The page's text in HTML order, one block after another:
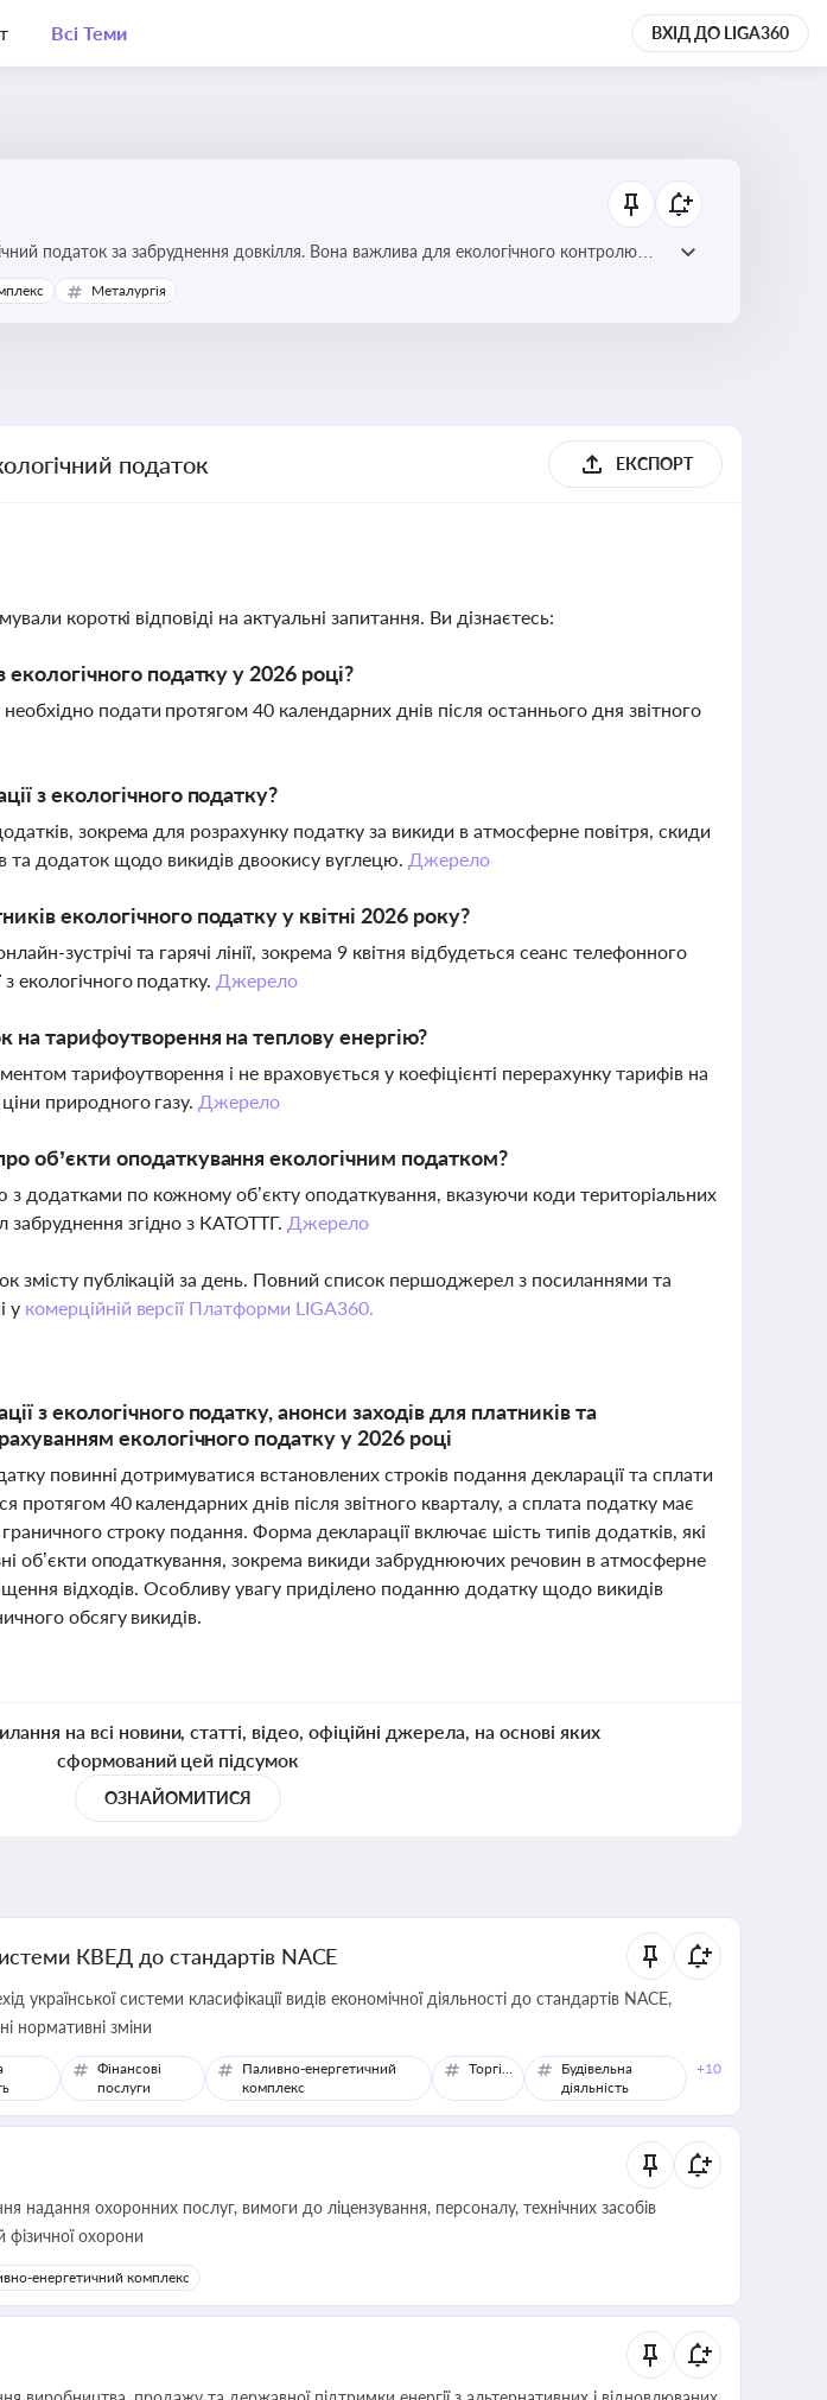
Всі Теми ВХІД ДО LIGA360
податок за забруднення довкілля. Вона важлива для екологічного контролю
законодавства
Металургія
податок ЕКСПОРТ
короткі відповіді на актуальні запитання. Ви дізнаєтесь:
податку у 2026 році?
подати протягом 40 календарних днів після останнього дня звітного
з екологічного податку?
зокрема для розрахунку податку за викиди в атмосферне повітря, скиди
та додаток щодо викидів двоокису вуглецю. Джерело
екологічного податку у квітні 2026 року?
зустрічі та гарячі лінії, зокрема 9 квітня відбудеться сеанс телефонного
екологічного податку. Джерело
на тарифоутворення на теплову енергію?
тарифоутворення і не враховується у коефіцієнті перерахунку тарифів на
природного газу. Джерело
об’єкти оподаткування екологічним податком?
додатками по кожному об’єкту оподаткування, вказуючи коди територіальних
згідно з КАТОТТГ. Джерело
змісту публікацій за день. Повний список першоджерел з посиланнями та
у комерційній версії Платформи LIGA360.
з екологічного податку, анонси заходів для платників та
екологічного податку у 2026 році
повинні дотримуватися встановлених строків подання декларації та сплати
протягом 40 календарних днів після звітного кварталу, а сплата податку має
строку подання. Форма декларації включає шість типів додатків, які
об’єкти оподаткування, зокрема викиди забруднюючих речовин в атмосферне
відходів. Особливу увагу приділено поданню додатку щодо викидів
обсягу викидів.
на всі новини, статті, відео, офіційні джерела, на основі яких
сформований цей підсумок
ОЗНАЙОМИТИСЯ
КВЕД до стандартів NACE
української системи класифікації видів економічної діяльності до стандартів NACE,
нормативні зміни
Фінансові
послуги
Паливно-енергетичний
комплекс
Торгівля
Будівельна
діяльність
+10
надання охоронних послуг, вимоги до ліцензування, персоналу, технічних засобів
фізичної охорони
енергетичний комплекс